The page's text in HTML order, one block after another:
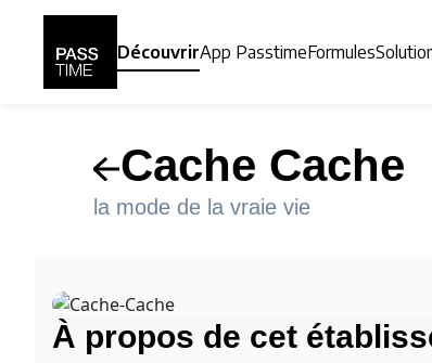
DécouvrirApp PasstimeFormules
Cache Cache
la mode de la vraie vie
À propos de cet
Panneau de gestion des cookies